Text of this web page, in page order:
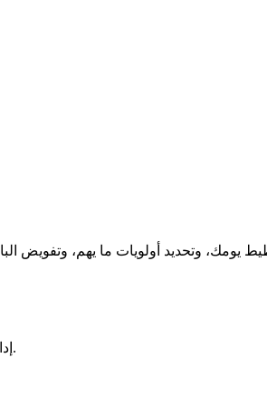
إدارة المهام معاد تصورها لعصر الذكاء الاصطناعي. جميلة وبديهية وقوية.